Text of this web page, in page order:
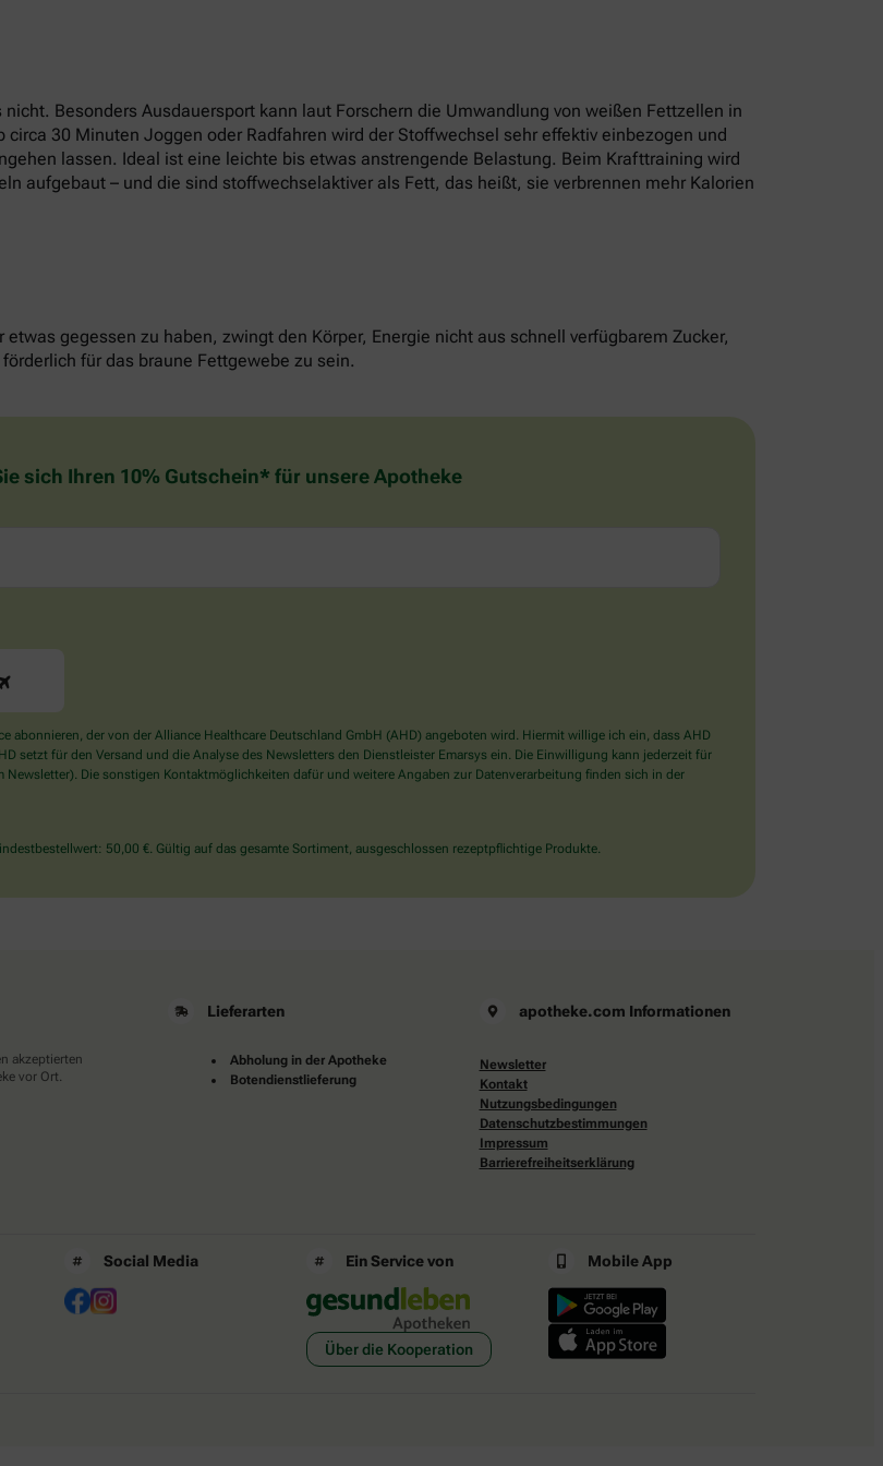
Besonders Ausdauersport kann laut Forschern die Umwandlung von weißen Fettzellen in
30 Minuten Joggen oder Radfahren wird der Stoffwechsel sehr effektiv einbezogen und
lassen. Ideal ist eine leichte bis etwas anstrengende Belastung. Beim Krafttraining wird
aufgebaut – und die sind stoffwechselaktiver als Fett, das heißt, sie verbrennen mehr Kalorien
gegessen zu haben, zwingt den Körper, Energie nicht aus schnell verfügbarem Zucker,
für das braune Fettgewebe zu sein.
sich Ihren 10% Gutschein* für unsere Apotheke
abonnieren, der von der Alliance Healthcare Deutschland GmbH (AHD) angeboten wird. Hiermit willige ich ein, dass AHD
setzt für den Versand und die Analyse des Newsletters den Dienstleister Emarsys ein. Die Einwilligung kann jederzeit für
Die sonstigen Kontaktmöglichkeiten dafür und weitere Angaben zur Datenverarbeitung finden sich in der
50,00 €. Gültig auf das gesamte Sortiment, ausgeschlossen rezeptpflichtige Produkte.
akzeptierten
vor Ort.
Lieferarten
Abholung in der Apotheke
Botendienstlieferung
apotheke.com Informationen
Newsletter
Kontakt
Nutzungsbedingungen
Datenschutzbestimmungen
Impressum
Barrierefreiheitserklärung
Social Media Ein Service von
Über die Kooperation
Mobile App